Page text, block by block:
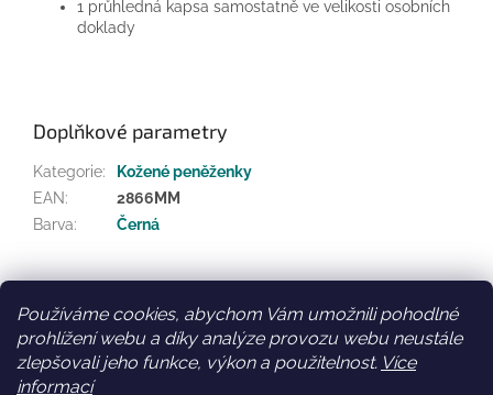
Používáme cookies, abychom Vám umožnili pohodlné
prohlížení webu a díky analýze provozu webu neustále
zlepšovali jeho funkce, výkon a použitelnost. Více
informací
1 průhledná kapsa samostatně ve velikosti osobních
doklady
Doplňkové parametry
Kategorie:
Kožené peněženky
EAN:
2866MM
Barva: Černá
Z
Facebook Věrnostní slevy